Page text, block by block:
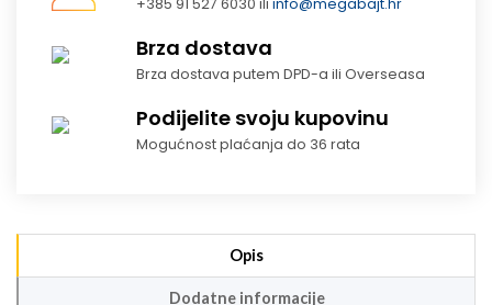
Brza dostava
Brza dostava putem DPD-a ili Overseasa
Podijelite svoju kupovinu
Mogućnost plaćanja do 36 rata
Opis
Dodatne informacije